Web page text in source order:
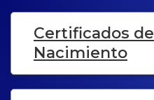
Certificados de
Nacimiento